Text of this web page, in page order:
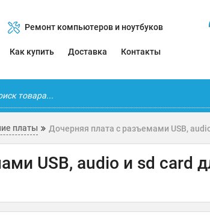
Ремонт компьютеров и ноутбуков
Как купить Доставка Контакты
платы Дочерняя плата с разъемами USB,
USB, audio и sd card